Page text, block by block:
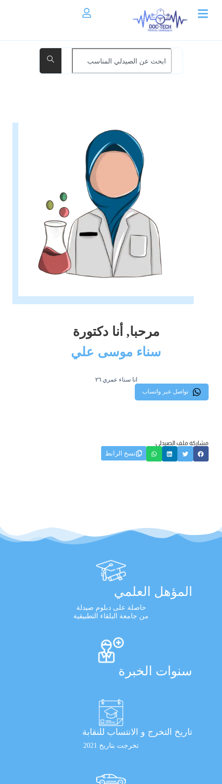
مرحبا, أنا دكتورة
سناء موسى علي
انا سناء عمري ٢٦
تواصل عبر واتساب
مشاركة ملف الصيدلي:
نسخ الرابط
المؤهل العلمي
حاصلة على دبلوم صيدلة
من جامعة البلقاء التطبيقية
سنوات الخبرة
تاريخ التخرج و الانتساب للنقابة
تخرجت بتاريخ 2021